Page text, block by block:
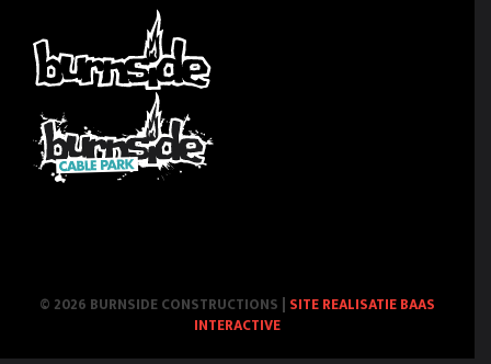
© 2026 BURNSIDE CONSTRUCTIONS | SITE REALISATIE BAAS
INTERACTIVE